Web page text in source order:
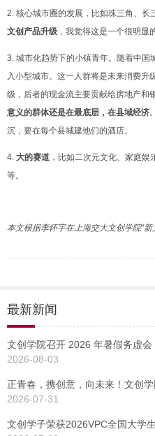
2. 核心城市圈的发展，比如珠三角、长
文创产品升级 ，我觉得这是一个很明显
3. 城市化趋势下的小镇青年。随着中国
入小型城市。这一人群将是未来消费升
级，后者的现金流主要贡献给房地产和
意义的群体还是在最底层，在县域经济
沉，要在每个县城建他们的酒店。
4. 大的赛道 ，比如二次元文化、家庭
等。
本文根据李怀宇在上海交大文创学院“新
最新新闻
文创学院召开 2026 年暑假务虚会
2026-08-03
正青春，携创意，向未来！文创
2026-07-31
文创学子荣获2026VPC全国大学